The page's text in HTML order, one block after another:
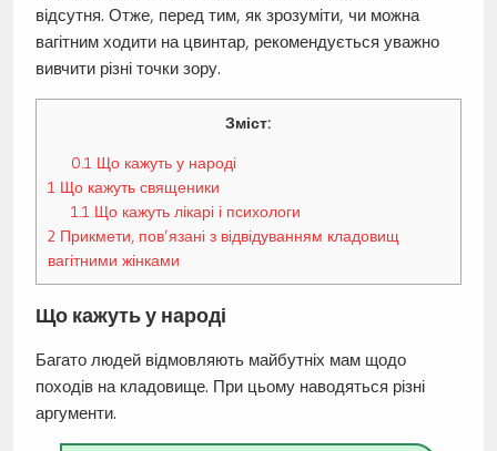
відсутня. Отже, перед тим, як зрозуміти, чи можна
вагітним ходити на цвинтар, рекомендується уважно
вивчити різні точки зору.
Зміст:
0.1 Що кажуть у народі
1 Що кажуть священики
1.1 Що кажуть лікарі і психологи
2Прикмети, пов’язані з відвідуванням кладовищ
вагітними жінками
Що кажуть у народі
Багато людей відмовляють майбутніх мам щодо
походів на кладовище. При цьому наводяться різні
аргументи.